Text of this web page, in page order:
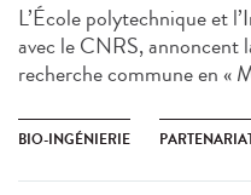
L’École polytechnique et
avec le CNRS, annoncent
recherche commune en «
BIO-INGÉNIERIE